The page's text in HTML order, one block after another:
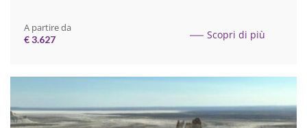
A partire da
€ 3.627 Scopri di più